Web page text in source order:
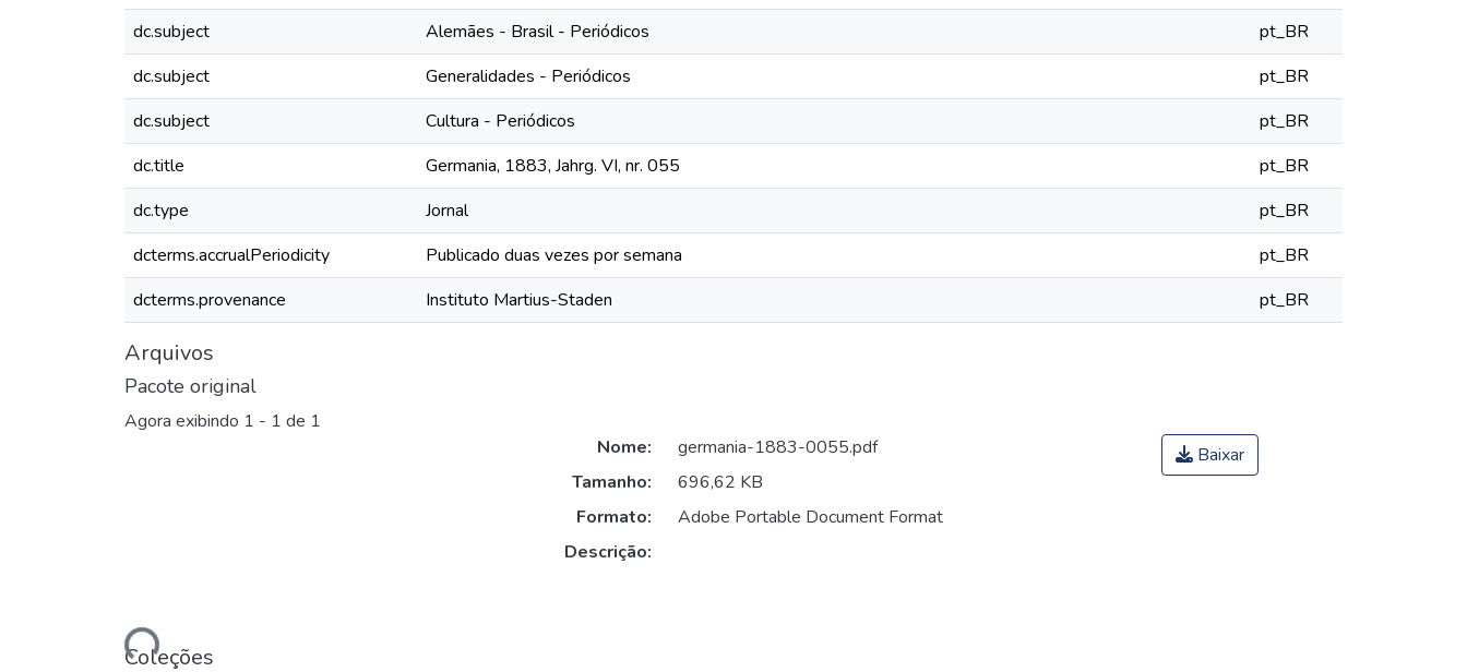
dc.subject
Alemães - Brasil - Periódicos
pt_BR
dc.subject
Generalidades - Periódicos
pt_BR
dc.subject
Cultura - Periódicos
pt_BR
dc.title
Germania, 1883, Jahrg. VI, nr. 055
pt_BR
dc.type
Jornal
pt_BR
dcterms.accrualPeriodicity
Publicado duas vezes por semana
pt_BR
dcterms.provenance
Instituto Martius-Staden pt_BR
Arquivos
Pacote original
Agora exibindo 1 - 1 de 1
Carregando...
Nome:
germania-1883-0055.pdf
Tamanho:
696,62 KB
Formato:
Adobe Portable Document Format
Descrição:
Baixar
Coleções